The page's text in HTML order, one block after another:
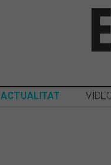
ACTUALITAT